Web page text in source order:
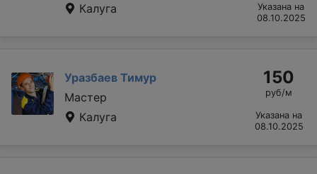
Калуга
Указана на
08.10.2025
Уразбаев Тимур
Мастер
Калуга
150
руб/м
Указана на
08.10.2025